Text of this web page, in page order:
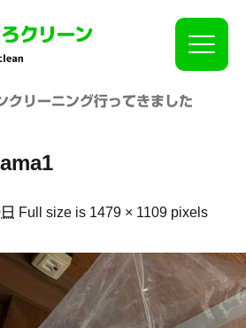
Click
クリーニング行ってきました
Full size is 1479 × 1109 pixels